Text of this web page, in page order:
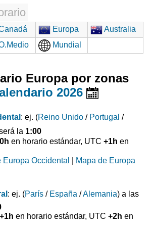
Europa
Australia
Mundial
Europa por zonas
2026
: ej. (Reino Unido / Portugal /
la 1:00
0h en horario estándar, UTC +1h en
Europa Occidental Mapa de Europa
: ej. (París / España /Alemania) a las
+1h en horario estándar, UTC +2h en